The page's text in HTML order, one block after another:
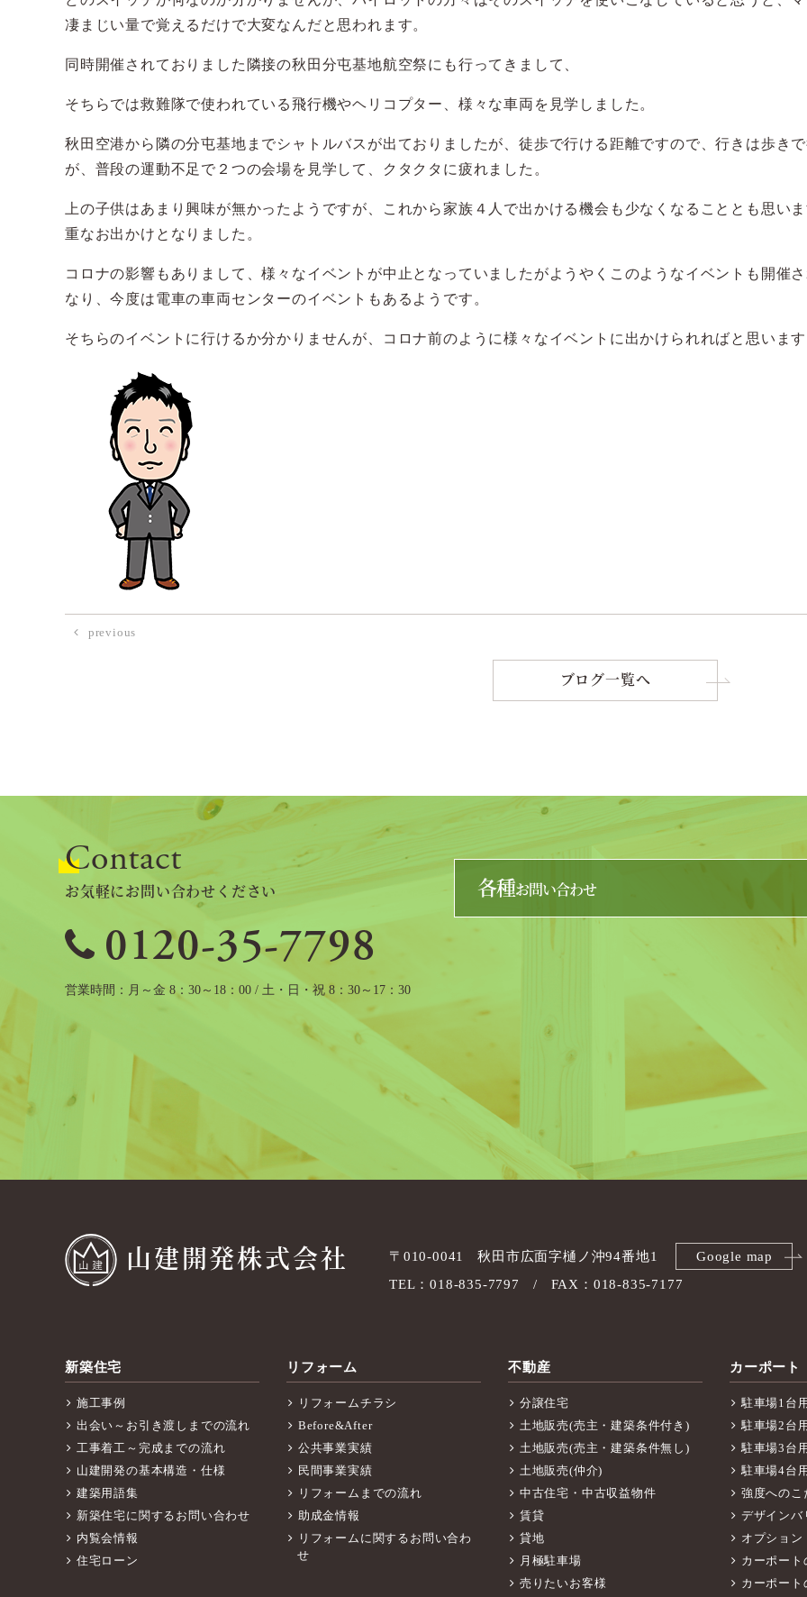
凄まじい量で覚えるだけで大変なんだと思われます。
同時開催されておりました隣接の秋田分屯基地航空祭にも行ってきまして、
そちらでは救難隊で使われている飛行機やヘリコプター、様々な車両を見学しました。
秋田空港から隣の分屯基地までシャトルバスが出ておりましたが、徒歩で行ける距離ですので、行きは歩き
が、普段の運動不足で２つの会場を見学して、クタクタに疲れました。
上の子供はあまり興味が無かったようですが、これから家族４人で出かける機会も少なくなることとも思い
重なお出かけとなりました。
コロナの影響もありまして、様々なイベントが中止となっていましたがようやくこのようなイベントも開催
なり、今度は電車の車両センターのイベントもあるようです。
そちらのイベントに行けるか分かりませんが、コロナ前のように様々なイベントに出かけられればと思いま
previous
ブログ一覧へ
Contact
お気軽にお問い合わせください
0120-35-7798
営業時間 月～金 8：30～18：00 / 土・日・祝 8：30～17：30
各種お問い合わせ
山建開発株式会社 〒010-0041 秋田市広面字樋ノ沖94番地1
Google map
TEL：018-835-7797
FAX：018-835-7177
新築住宅
施工事例
出会い～お引き渡しまでの流れ
工事着工～完成までの流れ
山建開発の基本構造・仕様
建築用語集
新築住宅に関するお問い合わせ
内覧会情報
住宅ローン
リフォーム
リフォームチラシ
Before&After
公共事業実績
民間事業実績
リフォームまでの流れ
助成金情報
リフォームに関するお問い合わ
せ
不動産
分譲住宅
土地販売(売主・建築条件付き)
土地販売(売主・建築条件無し)
土地販売(仲介)
中古住宅・中古収益物件
賃貸
貸地
月極駐車場
売りたいお客様
カーポート
駐車場1台
駐車場2台
駐車場3台
駐車場4台
強度へのこ
デザインバ
オプション
カーポー
カーポー